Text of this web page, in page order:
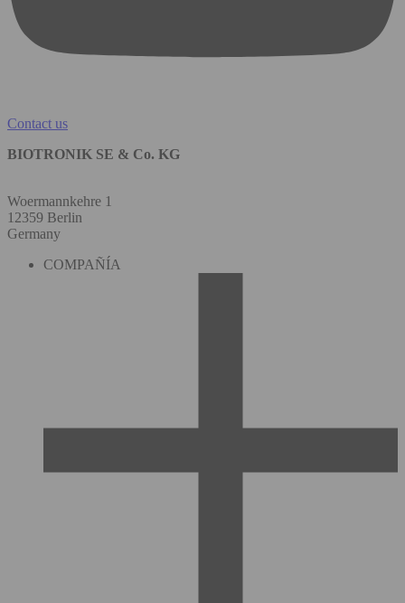
Contact us
BIOTRONIK SE & Co. KG
Woermannkehre 1
12359 Berlin
Germany
COMPAÑÍA